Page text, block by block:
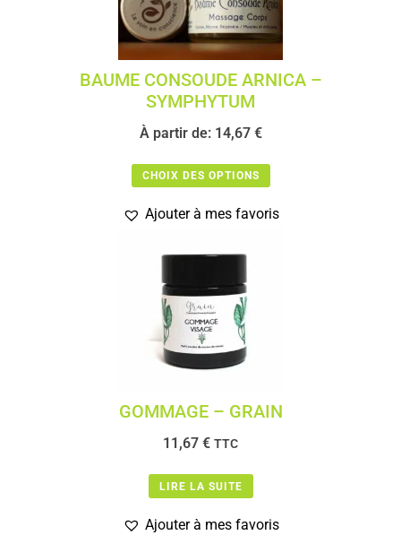
BAUME CONSOUDE ARNICA –
SYMPHYTUM
À partir de: 14,67 €
CHOIX DES OPTIONS
Ajouter à mes favoris
GOMMAGE – GRAIN
11,67 € TTC
LIRE LA SUITE
Ajouter à mes favoris